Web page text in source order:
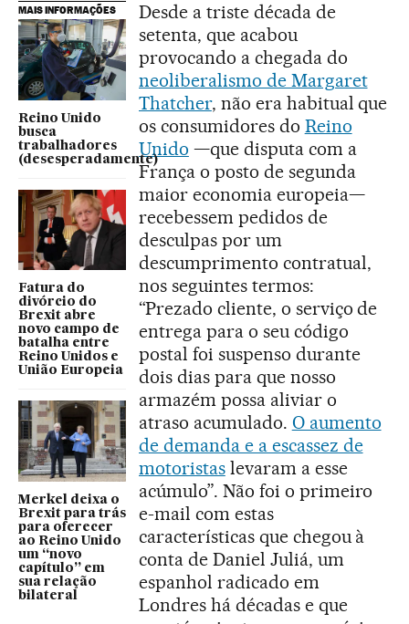
MAIS INFORMAÇÕES
Reino Unido
busca
trabalhadores
(desesperadamente)
Fatura do
divórcio do
Brexit abre
novo campo de
batalha entre
Reino Unidos e
União Europeia
Merkel deixa o
Brexit para trás
para oferecer
ao Reino Unido
um “novo
capítulo” em
sua relação
bilateral
Desde a triste década de
setenta, que acabou
provocando a chegada do
neoliberalismo de Margaret
Thatcher, não era habitual que
os consumidores do Reino
Unido —que disputa com a
França o posto de segunda
maior economia europeia—
recebessem pedidos de
desculpas por um
descumprimento contratual,
nos seguintes termos:
“Prezado cliente, o serviço de
entrega para o seu código
postal foi suspenso durante
dois dias para que nosso
armazém possa aliviar o
atraso acumulado. O aumento
de demanda e a escassez de
motoristaslevaram a esse
acúmulo”. Não foi o primeiro
e-mail com estas
características que chegou à
conta de Daniel Juliá, um
espanhol radicado em
Londres há décadas e que